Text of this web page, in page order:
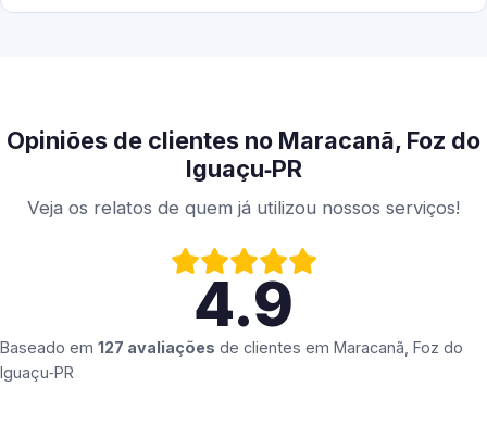
Opiniões de clientes no Maracanã, Foz do
Iguaçu‑PR
Veja os relatos de quem já utilizou nossos serviços!
4.9
Baseado em 127 avaliações de clientes em Maracanã, Foz do
Iguaçu‑PR